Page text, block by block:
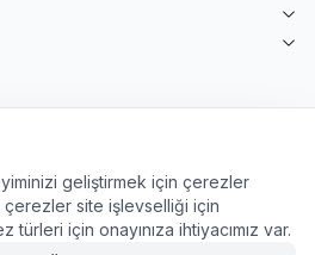
geliştirmek için çerezler
çerezler site işlevselliği için
için onayınıza ihtiyacımız var.